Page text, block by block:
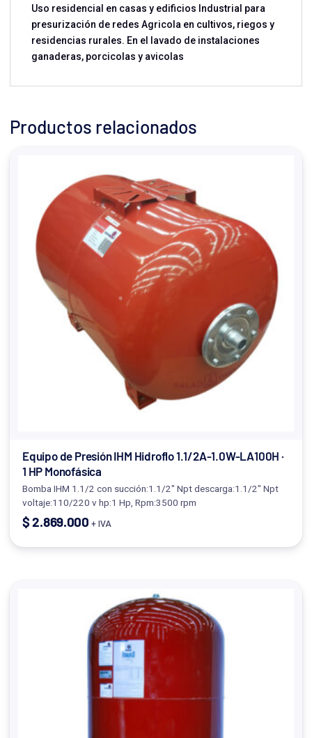
Uso residencial en casas y edificios Industrial para
presurización de redes Agricola en cultivos, riegos y
residencias rurales. En el lavado de instalaciones
ganaderas, porcicolas y avicolas
Productos relacionados
Equipo de Presión IHM Hidroflo 1.1/2A-1.0W-LA100H ·
1 HP Monofásica
Bomba IHM 1.1/2 con succión:1.1/2" Npt descarga:1.1/2" Npt
voltaje:110/220 v hp:1 Hp, Rpm:3500 rpm
$2.869.000 + IVA